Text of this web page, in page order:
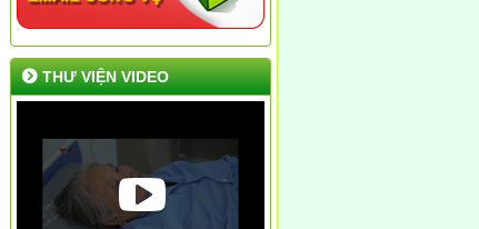
THƯ VIỆN VIDEO